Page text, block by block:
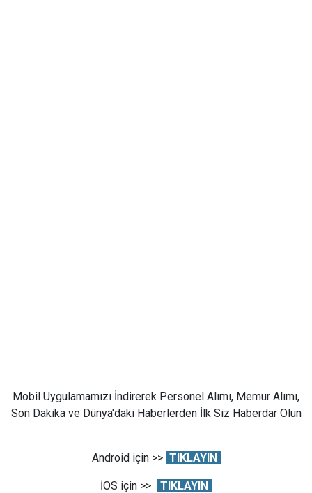
Mobil Uygulamamızı İndirerek Personel Alımı, Memur Alımı,
Son Dakika ve Dünya'daki Haberlerden İlk Siz Haberdar Olun
Android için >> TIKLAYIN
İOS için >> TIKLAYIN